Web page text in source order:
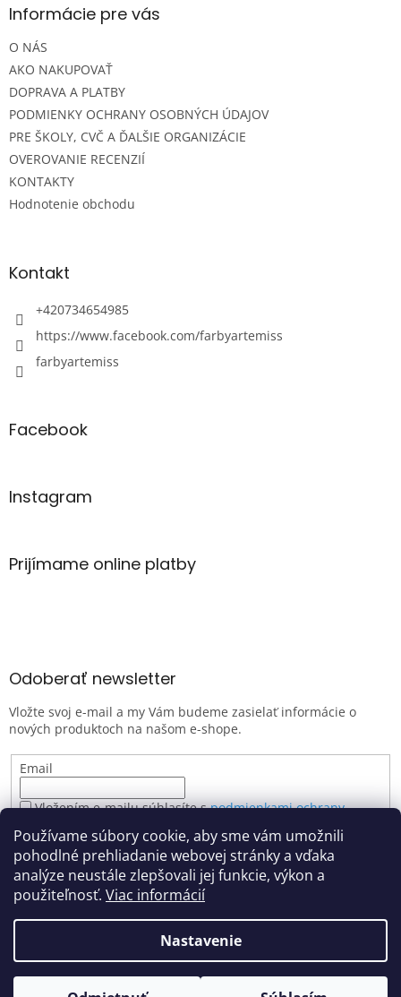
Používame súbory cookie, aby sme vám umožnili
pohodlné prehliadanie webovej stránky a vďaka
analýze neustále zlepšovali jej funkcie, výkon a
použiteľnosť. Viac informácií
Nastavenie
Z dôvodu zvýšeného počtu objednávok môže dôjsť k miernemu
zdržaniu spracovania. Ak sa na zásielku ponáhľate, prosím
uveďte túto informáciu v poznámke v objednávke. Ďakujeme za
ä
e
Informácie pre vás
O NÁS
AKO NAKUPOVAŤ
DOPRAVA A PLATBY
PODMIENKY OCHRANY OSOBNÝCH ÚDAJOV
PRE ŠKOLY, CVČ A ĎALŠIE ORGANIZÁCIE
OVEROVANIE RECENZIÍ
KONTAKTY
Hodnotenie obchodu
Kontakt
+420734654985
https://www.facebook.com/farbyartemiss
farbyartemiss
Facebook
Instagram
Prijímame online platby
Odoberať newsletter
Vložte svoj e-mail a my Vám budeme zasielať informácie o
nových produktoch na našom e-shope.
Email
Vložením e-mailu súhlasíte spodmienkami ochrany
PRIHLÁSIŤ SA
farbyartemiss.sk